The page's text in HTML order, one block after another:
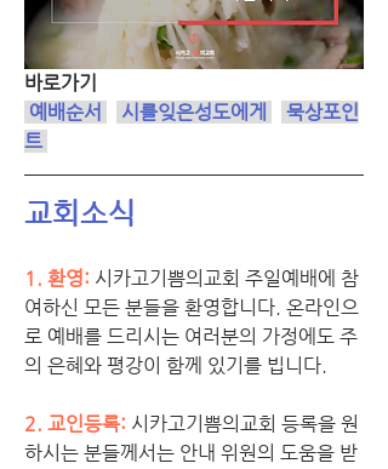
바로가기
예배순서
시를잊은성도에게
묵상포인
트
교회소식
1. 환영: 시카고기쁨의교회 주일예배에 참
여하신 모든 분들을 환영합니다. 온라인으
로 예배를 드리시는 여러분의 가정에도 주
의 은혜와 평강이 함께 있기를 빕니다.
2. 교인등록: 시카고기쁨의교회 등록을 원
하시는 분들께서는 안내 위원의 도움을 받